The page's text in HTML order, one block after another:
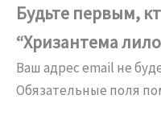
Будьте первым,
“Хризантема
Ваш адрес email не
Обязательные поля